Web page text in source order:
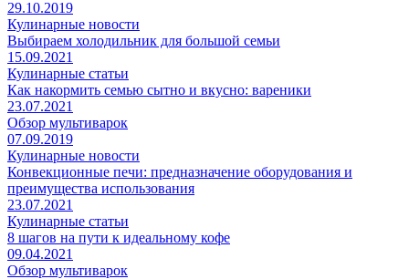
29.10.2019
Кулинарные новости
Выбираем холодильник для большой семьи
15.09.2021
Кулинарные статьи
Как накормить семью сытно и вкусно: вареники
23.07.2021
Обзор мультиварок
07.09.2019
Кулинарные новости
Конвекционные печи: предназначение оборудования и
преимущества использования
23.07.2021
Кулинарные статьи
8 шагов на пути к идеальному кофе
09.04.2021
Обзор мультиварок